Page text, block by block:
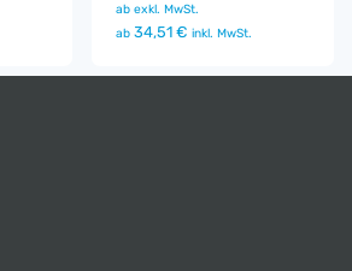
ab exkl. MwSt.
ab 34,51 € inkl. MwSt.